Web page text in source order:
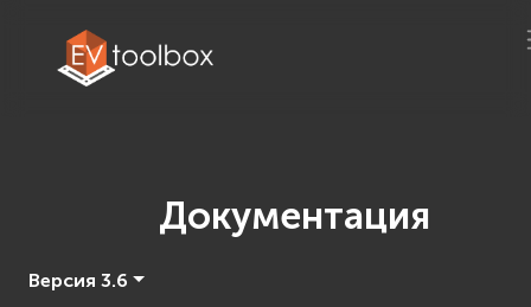
Документация
Версия 3.6